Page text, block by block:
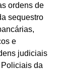
ordens de
sequestro
e
judiciais
da